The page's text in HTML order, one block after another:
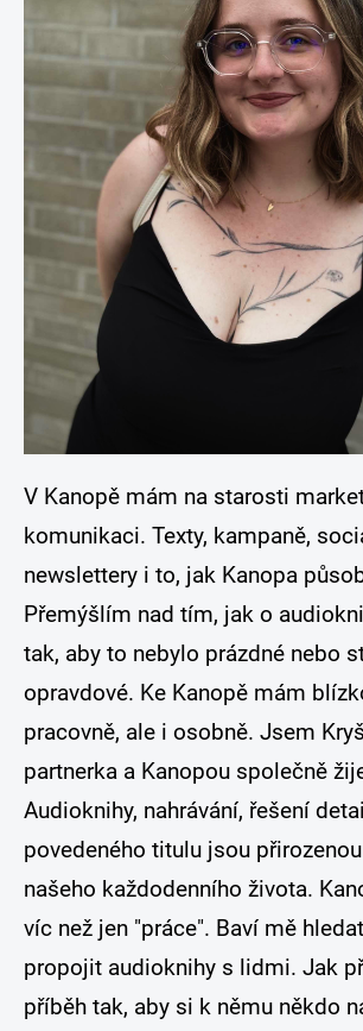
V Kanopě mám na starosti
komunikaci. Texty, kampaně,
newslettery i to, jak Kanopa
Přemýšlím nad tím, jak o
tak, aby to nebylo prázdné nebo
opravdové. Ke Kanopě mám
pracovně, ale i osobně. Jsem
partnerka a Kanopou společně
Audioknihy, nahrávání, řešení
povedeného titulu jsou
našeho každodenního života.
víc než jen "práce". Baví mě
propojit audioknihy s lidmi. Jak
příběh tak, aby si k němu někdo